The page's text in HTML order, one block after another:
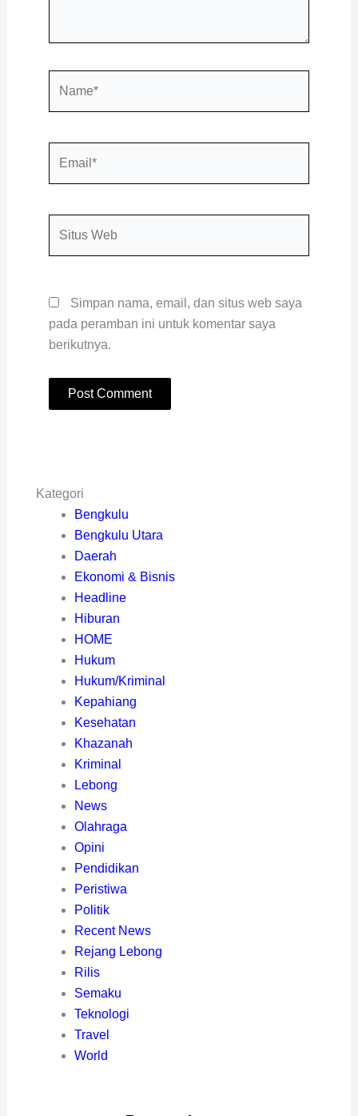
Simpan nama, email, dan situs web saya
pada peramban ini untuk komentar saya
berikutnya.
Kategori
Bengkulu
Bengkulu Utara
Daerah
Ekonomi & Bisnis
Headline
Hiburan
HOME
Hukum
Hukum/Kriminal
Kepahiang
Kesehatan
Khazanah
Kriminal
Lebong
News
Olahraga
Opini
Pendidikan
Peristiwa
Politik
Recent News
Rejang Lebong
Rilis
Semaku
Teknologi
Travel
World